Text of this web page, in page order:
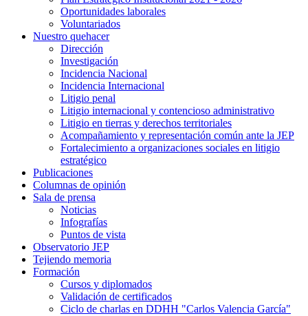
Oportunidades laborales
Voluntariados
Nuestro quehacer
Dirección
Investigación
Incidencia Nacional
Incidencia Internacional
Litigio penal
Litigio internacional y contencioso administrativo
Litigio en tierras y derechos territoriales
Acompañamiento y representación común ante la JEP
Fortalecimiento a organizaciones sociales en litigio
estratégico
Publicaciones
Columnas de opinión
Sala de prensa
Noticias
Infografías
Puntos de vista
Observatorio JEP
Tejiendo memoria
Formación
Cursos y diplomados
Validación de certificados
Ciclo de charlas en DDHH "Carlos Valencia García"